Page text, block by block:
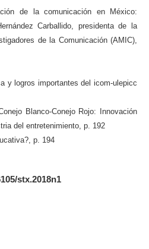
de la comunicación en México:
Carballido, presidenta de la
de la Comunicación (AMIC),
y logros importantes del icom-ulepicc
Blanco-Conejo Rojo: Innovación
del entretenimiento, p. 192
p. 194
stx.2018n1